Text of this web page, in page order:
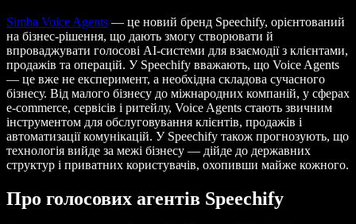
Simba Voice Agents — це новий бренд Speechify, орієнтований
на бізнес-рішення, що дають змогу створювати й
впроваджувати голосові AI-системи для взаємодії з клієнтами,
продажів та операцій. У Speechify вважають, що Voice Agents
— це вже не експеримент, а необхідна складова сучасного
бізнесу. Від малого бізнесу до міжнародних компаній, у сферах
e-commerce, сервісів і ритейлу, Voice Agents стають звичним
інструментом для обслуговування клієнтів, продажів і
автоматизації комунікацій. У Speechify також прогнозують, що
технологія вийде за межі бізнесу — дійде до державних
структур і приватних користувачів, охопивши майже кожного.
Про голосових агентів Speechify